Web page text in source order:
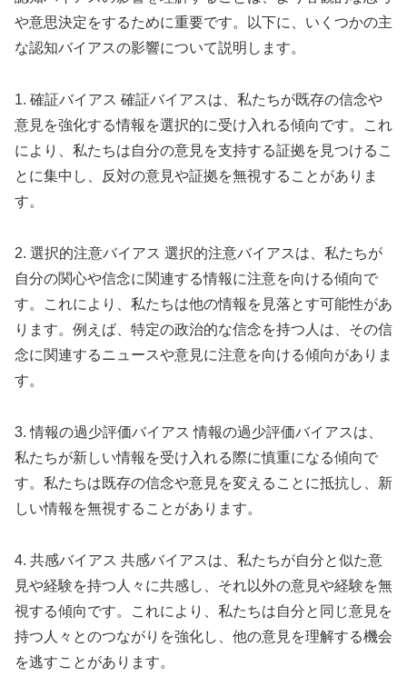
や意思決定をするために重要です。以下に、いくつかの主
な認知バイアスの影響について説明します。
1. 確証バイアス 確証バイアスは、私たちが既存の信念や
意見を強化する情報を選択的に受け入れる傾向です。これ
により、私たちは自分の意見を支持する証拠を見つけるこ
とに集中し、反対の意見や証拠を無視することがありま
す。
2. 選択的注意バイアス 選択的注意バイアスは、私たちが
自分の関心や信念に関連する情報に注意を向ける傾向で
す。これにより、私たちは他の情報を見落とす可能性があ
ります。例えば、特定の政治的な信念を持つ人は、その信
念に関連するニュースや意見に注意を向ける傾向がありま
す。
3. 情報の過少評価バイアス 情報の過少評価バイアスは、
私たちが新しい情報を受け入れる際に慎重になる傾向で
す。私たちは既存の信念や意見を変えることに抵抗し、新
しい情報を無視することがあります。
4. 共感バイアス 共感バイアスは、私たちが自分と似た意
見や経験を持つ人々に共感し、それ以外の意見や経験を無
視する傾向です。これにより、私たちは自分と同じ意見を
持つ人々とのつながりを強化し、他の意見を理解する機会
を逃すことがあります。